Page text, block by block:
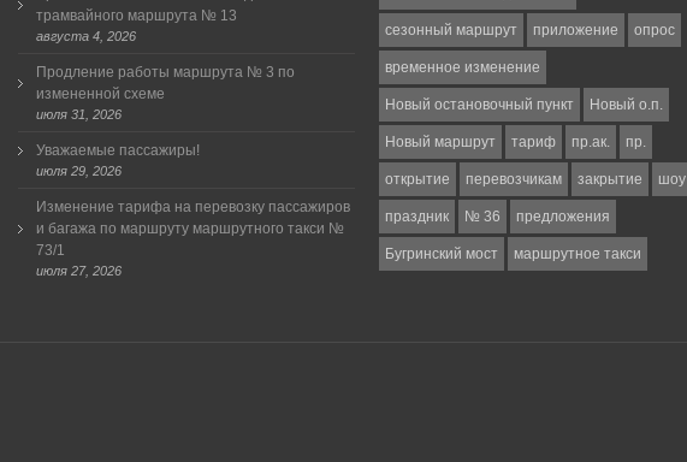
трамвайного маршрута № 13
августа 4, 2026
Продление работы маршрута № 3 по
измененной схеме
июля 31, 2026
Уважаемые пассажиры!
июля 29, 2026
Изменение тарифа на перевозку пассажиров
и багажа по маршруту маршрутного такси №
73/1
июля 27, 2026
сезонный маршрут приложение опрос
временное изменение
Новый остановочный пункт Новый о.п.
Новый маршрут тариф пр.ак. пр.
открытие перевозчикам закрытие шоу
праздник № 36 предложения
Бугринский мост маршрутное такси